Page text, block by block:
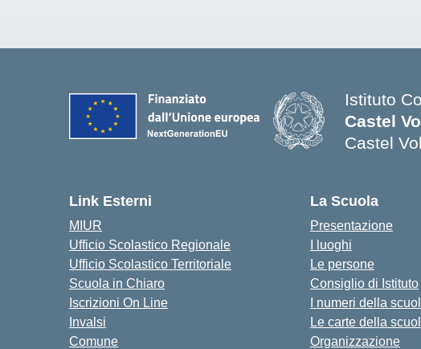
Istituto
Castel
Castel
Link Esterni
MIUR
Ufficio Scolastico Regionale
Ufficio Scolastico Territoriale
Scuola in Chiaro
Iscrizioni On Line
Invalsi
Comune
La Scuola
Presentazione
I luoghi
Le persone
Consiglio di Istituto
I numeri della
Le carte della
Organizzazione